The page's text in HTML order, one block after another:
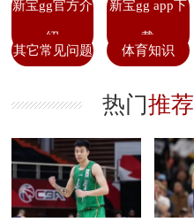
新宝gg官方介
绍
新宝gg app下
载
其它常见问题 体育知识
热门推荐